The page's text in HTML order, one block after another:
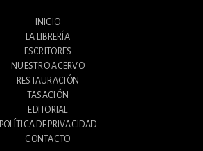
INICIO
LA LIBRERÍA
ESCRITORES
NUESTRO ACERVO
RESTAURACIÓN
TASACIÓN
EDITORIAL
POLÍTICA DE PRIVACIDAD
CONTACTO